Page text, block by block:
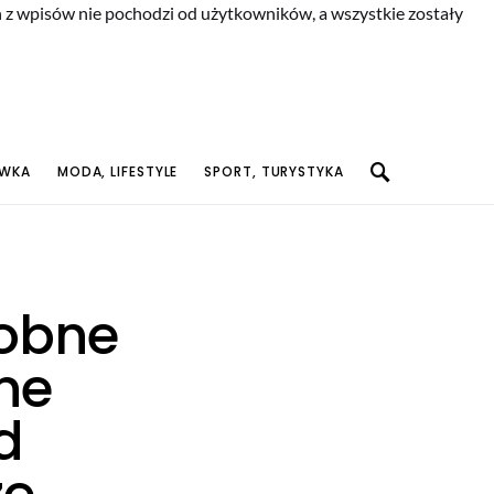
wpisów nie pochodzi od użytkowników, a wszystkie zostały
MODA, LIFESTYLE SPORT, TURYSTYKA